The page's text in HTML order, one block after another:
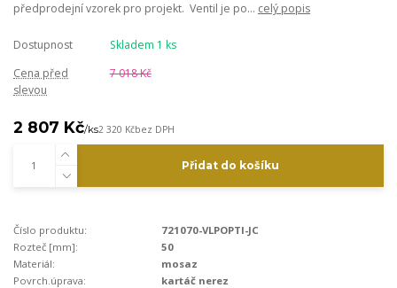
předprodejní vzorek pro projekt. Ventil je po... celý popis
Dostupnost
Skladem 1 ks
Cena před
slevou
7 018 Kč
2 807 Kč/ks2 320 Kčbez DPH
Přidat do košíku
Číslo produktu:
721070-VLPOPTI-JC
Rozteč [mm]:
50
Materiál:
mosaz
Povrch.úprava:
kartáč nerez